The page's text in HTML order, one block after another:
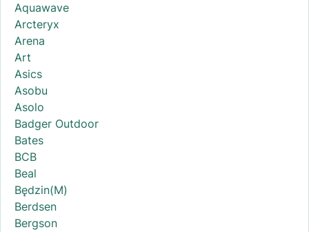
Aquawave
Arcteryx
Arena
Art
Asics
Asobu
Asolo
Badger Outdoor
Bates
BCB
Beal
Będzin(M)
Berdsen
Bergson